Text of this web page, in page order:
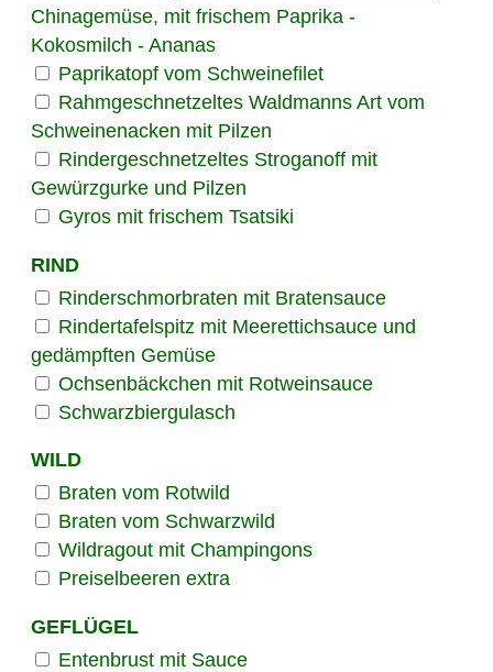
Chinagemüse, mit frischem Paprika -
Kokosmilch - Ananas
Paprikatopf vom Schweinefilet
Rahmgeschnetzeltes Waldmanns Art vom
Schweinenacken mit Pilzen
Rindergeschnetzeltes Stroganoff mit
Gewürzgurke und Pilzen
Gyros mit frischem Tsatsiki
RIND
Rinderschmorbraten mit Bratensauce
Rindertafelspitz mit Meerettichsauce und
gedämpften Gemüse
Ochsenbäckchen mit Rotweinsauce
Schwarzbiergulasch
WILD
Braten vom Rotwild
Braten vom Schwarzwild
Wildragout mit Champingons
Preiselbeeren extra
GEFLÜGEL
Entenbrust mit Sauce